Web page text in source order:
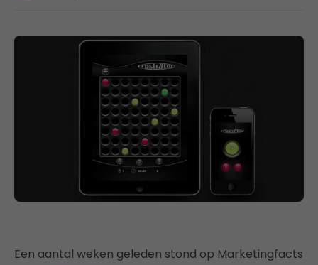
Een aantal weken geleden stond op Marketingfacts